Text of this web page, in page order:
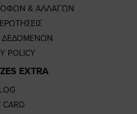
& ΑΛΛΑΓΩΝ
ΔΕΔΟΜΕΝΩΝ
POLICY
EXTRA
CARD